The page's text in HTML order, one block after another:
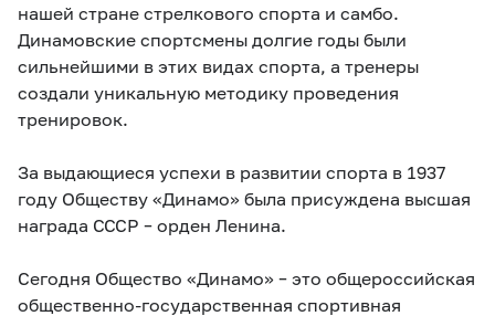
нашей стране стрелкового спорта и самбо.
Динамовские спортсмены долгие годы были
сильнейшими в этих видах спорта, а тренеры
создали уникальную методику проведения
тренировок.
За выдающиеся успехи в развитии спорта в 1937
году Обществу «Динамо» была присуждена высшая
награда СССР – орден Ленина.
Сегодня Общество «Динамо» – это общероссийская
общественно-государственная спортивная